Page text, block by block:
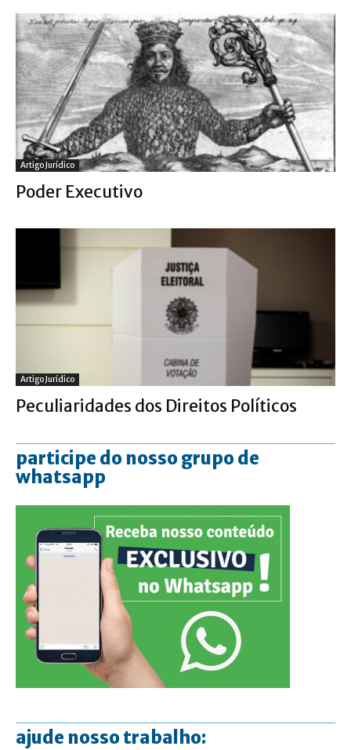
Artigo Jurídico
Poder Executivo
Artigo Jurídico
Peculiaridades dos Direitos Políticos
participe do nosso grupo de
whatsapp
ajude nosso trabalho: